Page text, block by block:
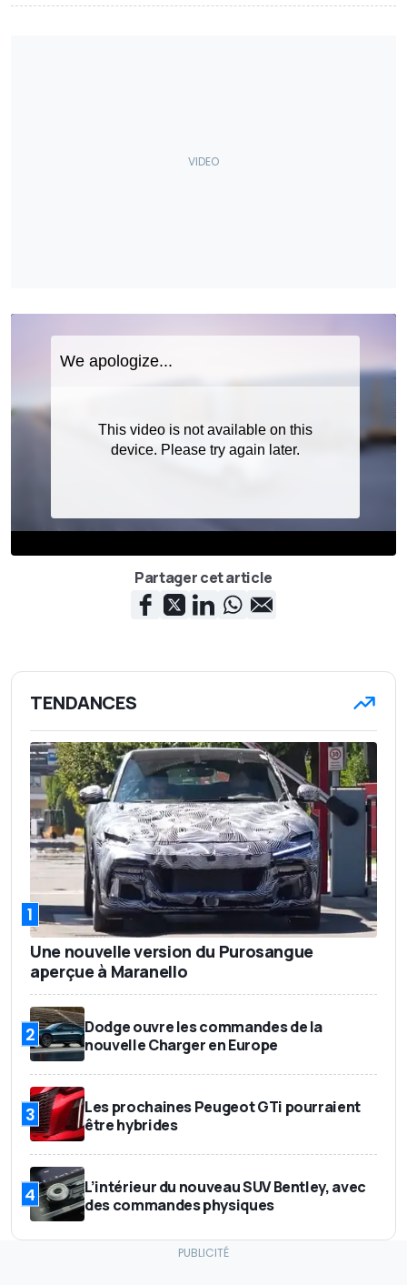
Partager cet article
TENDANCES
1
Une nouvelle version du Purosangue
aperçue à Maranello
2
Dodge ouvre les commandes de la
nouvelle Charger en Europe
3
Les prochaines Peugeot GTi pourraient
être hybrides
4
L’intérieur du nouveau SUV Bentley, avec
des commandes physiques